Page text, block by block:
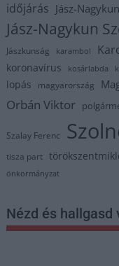
időjárás Jász-
Jász-Nagykun
Jászkunság karambol
koronavírus kosárlabda
lopás magyarország
Orbán Viktor
Szalay Ferenc
tisza part
önkormányzat
Nézd és hallgasd